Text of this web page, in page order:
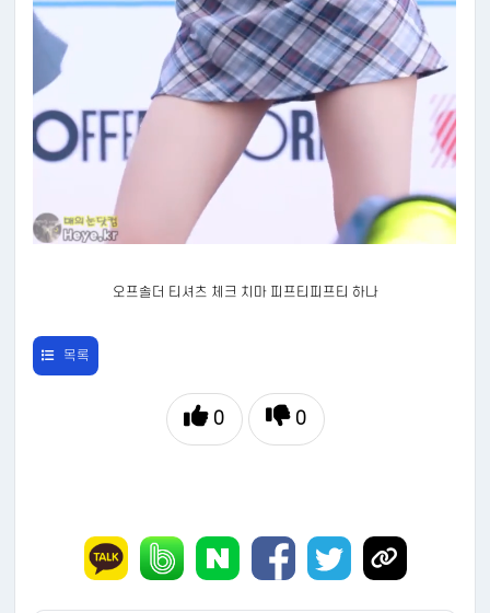
오프솔더 티셔츠 체크 치마 피프티피프티 하나
목록
0 0